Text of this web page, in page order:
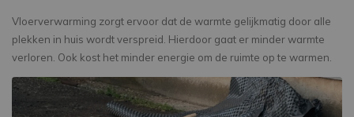
Vloerverwarming zorgt ervoor dat de warmte gelijkmatig door alle
plekken in huis wordt verspreid. Hierdoor gaat er minder warmte
verloren. Ook kost het minder energie om de ruimte op te warmen.